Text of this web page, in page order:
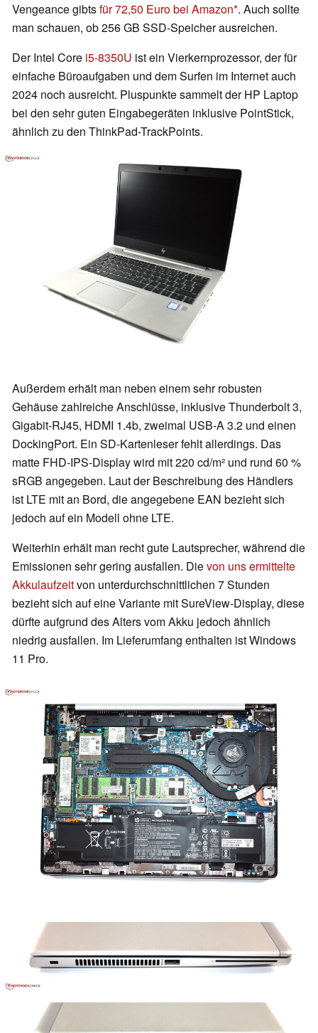
Vengeance gibtsfür 72,50 Euro bei Amazon . Auch sollte
man schauen, ob 256 GB SSD-Speicher ausreichen.
Der Intel Core i5-8350U ist ein Vierkernprozessor, der für
einfache Büroaufgaben und dem Surfen im Internet auch
2024 noch ausreicht. Pluspunkte sammelt der HP Laptop
bei den sehr guten Eingabegeräten inklusive PointStick,
ähnlich zu den ThinkPad-TrackPoints.
Außerdem erhält man neben einem sehr robusten
Gehäuse zahlreiche Anschlüsse, inklusive Thunderbolt 3,
Gigabit-RJ45, HDMI 1.4b, zweimal USB-A 3.2 und einen
DockingPort. Ein SD-Kartenleser fehlt allerdings. Das
matte FHD-IPS-Display wird mit 220 cd/m² und rund 60 %
sRGB angegeben. Laut der Beschreibung des Händlers
ist LTE mit an Bord, die angegebene EAN bezieht sich
jedoch auf ein Modell ohne LTE.
Weiterhin erhält man recht gute Lautsprecher, während die
Emissionen sehr gering ausfallen. Dievon uns ermittelte
Akkulaufzeitvon unterdurchschnittlichen 7 Stunden
bezieht sich auf eine Variante mit SureView-Display, diese
dürfte aufgrund des Alters vom Akku jedoch ähnlich
niedrig ausfallen. Im Lieferumfang enthalten ist Windows
11 Pro.